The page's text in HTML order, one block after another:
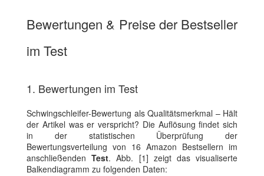
Bewertungen & Preise der Bestseller
im Test
1. Bewertungen im Test
Schwingschleifer-Bewertung als Qualitätsmerkmal – Hält
der Artikel was er verspricht? Die Auflösung findet sich
in der statistischen Überprüfung der
Bewertungsverteilung von 16 Amazon Bestsellern im
anschließendenTest. Abb. [1] zeigt das visualiserte
Balkendiagramm zu folgenden Daten: